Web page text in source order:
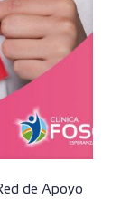
de Apoyo